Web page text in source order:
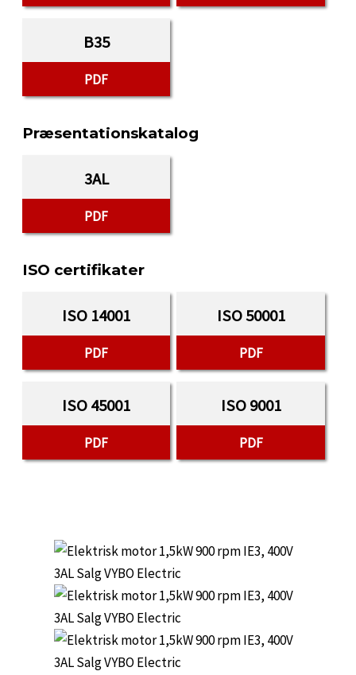
B35
PDF
Præsentationskatalog
3AL
PDF
ISO certifikater
ISO 14001
PDF
ISO 50001
PDF
ISO 45001
PDF
ISO 9001
PDF